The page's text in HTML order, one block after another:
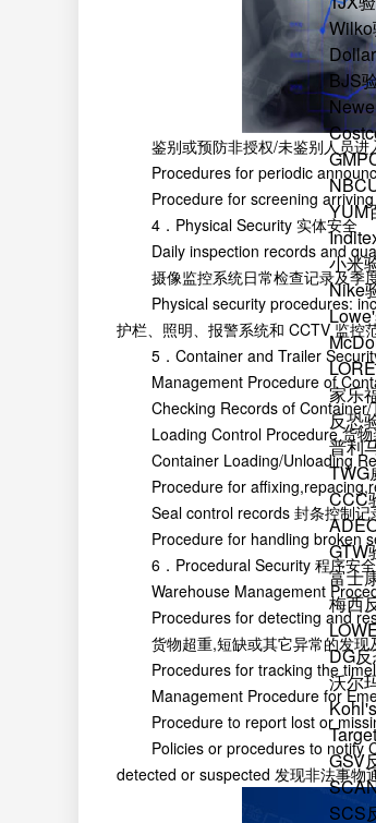
BJS
YUM
小米
Nike
家乐
反恐
普利
TWG
CCC
GTW
富士
梅西
DG
沃尔
GSV
SCS
鉴别或预防非授权/未鉴别人员进
Procedures for periodic
Procedure for screening arriving
4．Physical Security 实体安全
Daily inspection records and
摄像监控系统日常检查记录及季
Physical security procedures:
护栏、照明、报警系统和 CCTV 监控
5．Container and Trailer
Management Procedure of
Checking Records of Container/
Loading Control Procedure 货物
Container Loading/Unloading
Procedure for
Seal control records 封条控制记
Procedure for handling broken
6．Procedural Security 程序安全
Warehouse Management
Procedures for detecting and
货物超重,短缺或其它异常的发现
Procedures for tracking the timely
Management Procedure for
Procedure to report lost or
Policies or procedures to notify
detected or suspected 发现非法事物